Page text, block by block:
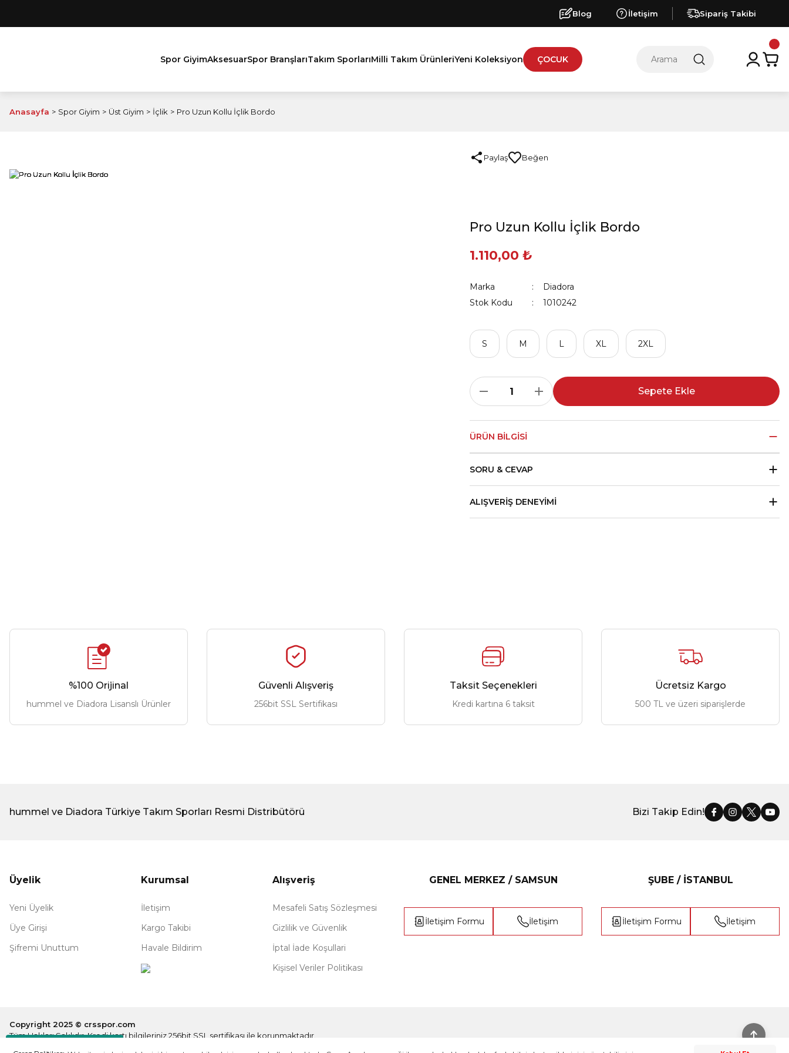
Destek Hattı
Blog İletişim Sipariş Takibi
Spor GiyimAksesuarSpor BranşlarıTakım SporlarıMilli Takım ÜrünleriYeni Koleksiyon ÇOCUK
Anasayfa Spor Giyim Üst Giyim İçlik Pro Uzun Kollu İçlik Bordo
Paylaş
Pro Uzun Kollu İçlik Bordo
1.110,00 ₺
Marka
Diadora
Stok Kodu
1010242
S M L XL 2XL
Sepete Ekle
ÜRÜN BILGISI
SORU & CEVAP
ALIŞVERIŞ DENEYIMI
%100 Orijinal
hummel ve Diadora Lisanslı Ürünler
Güvenli Alışveriş
256bit SSL Sertifikası
Taksit Seçenekleri
Kredi kartına 6 taksit
Ücretsiz Kargo
500 TL ve üzeri siparişlerde
hummel ve Diadora Türkiye Takım Sporları Resmi Distribütörü Bizi Takip Edin!
Üyelik
Yeni Üyelik
Üye Girişi
Şifremi Unuttum
Kurumsal
İletişim
Kargo Takibi
Havale Bildirim
Alışveriş
Mesafeli Satış Sözleşmesi
Gizlilik ve Güvenlik
İptal İade Koşullari
Kişisel Veriler Politikası
GENEL MERKEZ / SAMSUN
İletişim Formu İletişim
ŞUBE / İSTANBUL
İletişim Formu İletişim
Copyright 2025 © crsspor.com
Tüm Hakları Saklıdır. Kredi kartı bilgileriniz 256bit SSL sertifikası ile korunmaktadır.